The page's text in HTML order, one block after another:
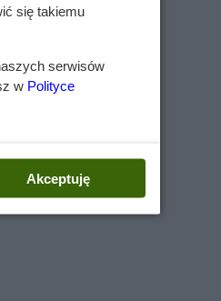
się takiemu
serwisów
w Polityce
Akceptuję